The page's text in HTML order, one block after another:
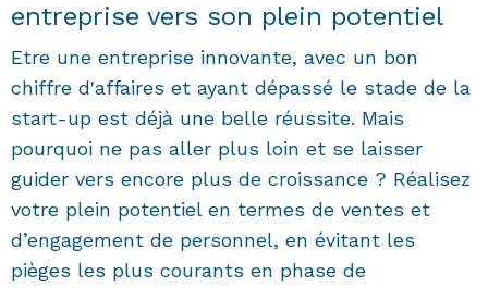
entreprise vers son plein potentiel
Etre une entreprise innovante, avec un bon
chiffre d'affaires et ayant dépassé le stade de la
start-up est déjà une belle réussite. Mais
pourquoi ne pas aller plus loin et se laisser
guider vers encore plus de croissance ? Réalisez
votre plein potentiel en termes de ventes et
d’engagement de personnel, en évitant les
pièges les plus courants en phase de